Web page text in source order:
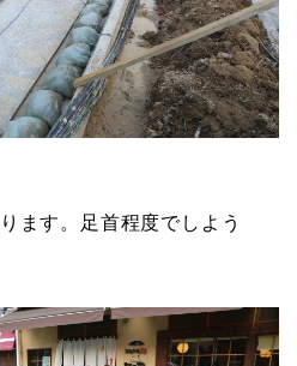
ます。足首程度でしよう